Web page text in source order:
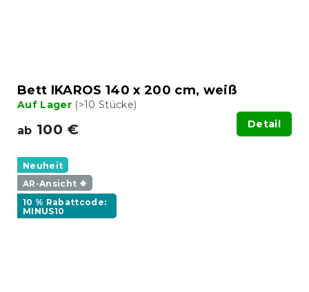
Bett IKAROS 140 x 200 cm, weiß
Auf Lager (>10 Stücke)
ab 100 € Detail
Neuheit
AR-Ansicht ❖
10 % Rabattcode:
MINUS10